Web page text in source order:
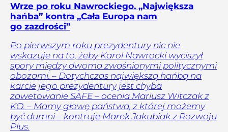
Wrze po roku Nawrockiego. „Największa
hańba” kontra „Cała Europa nam
go zazdrości”
Po pierwszym roku prezydentury nic nie
wskazuje na to, żeby Karol Nawrocki wyciszył
spory między dwoma zwaśnionymi politycznymi
obozami. – Dotychczas największą hańbą na
karcie jego prezydentury jest chyba
zawetowanie SAFE – ocenia Mariusz Witczak z
KO. – Mamy głowę państwa, z której możemy
być dumni – kontruje Marek Jakubiak z Rozwoju
Plus.